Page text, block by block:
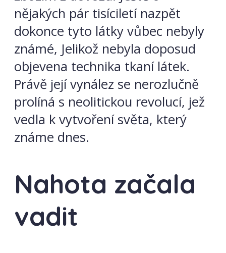
nějakých pár tisíciletí nazpět
dokonce tyto látky vůbec nebyly
známé, Jelikož nebyla doposud
objevena technika tkaní látek.
Právě její vynález se nerozlučně
prolíná s neolitickou revolucí, jež
vedla k vytvoření světa, který
známe dnes.
Nahota začala
vadit